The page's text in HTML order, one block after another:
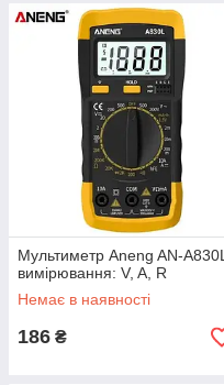
Мультиметр Aneng AN-A830L
вимірювання: V, A, R
Немає в наявності
186 ₴